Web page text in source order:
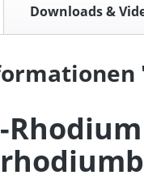
Downloads &